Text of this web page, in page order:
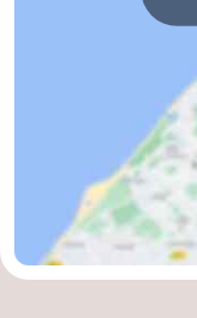
Hollande-
Septentrionale
-